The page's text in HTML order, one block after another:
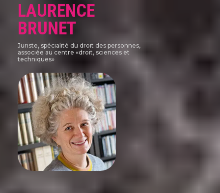
LAURENCE
BRUNET
Juriste, spécialité du droit des personnes,
associée au centre «droit, sciences et
techniques»